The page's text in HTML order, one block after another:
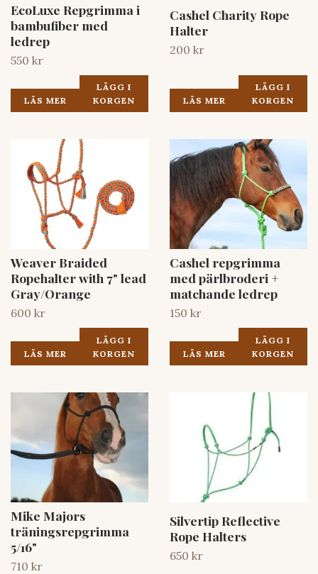
EcoLuxe Repgrimma i
bambufiber med
ledrep
550 kr
LÄS MER
LÄGG I
KORGEN
Cashel Charity Rope
Halter
200 kr
LÄS MER
LÄGG I
KORGEN
Weaver Braided
Ropehalter with 7" lead
Gray/Orange
600 kr
LÄS MER
LÄGG I
KORGEN
Cashel repgrimma
med pärlbroderi +
matchande ledrep
150 kr
LÄS MER
LÄGG I
KORGEN
Mike Majors
träningsrepgrimma
5/16"
710 kr
Silvertip Reflective
Rope Halters
650 kr